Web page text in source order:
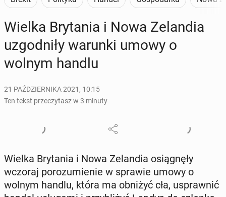
Wielka Bry­ta­nia i Nowa Ze­lan­dia
uzgod­ni­ły warunki umowy o
wolnym handlu
21 PAŹDZIERNIKA 2021, 10:15
Ten tekst przeczytasz w 3 minuty
Wielka Bry­ta­nia i Nowa Ze­lan­dia osią­gnę­ły
wczoraj po­ro­zu­mie­nie w sprawie umowy o
wolnym handlu, która ma obniżyć cła, uspraw­nić